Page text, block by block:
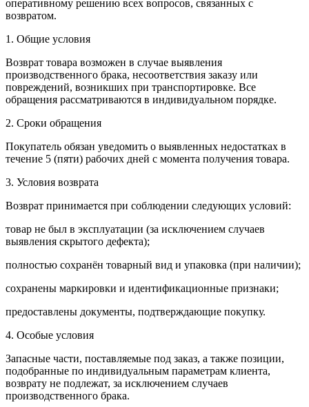
оперативному решению всех вопросов, связанных с
возвратом.
1. Общие условия
Возврат товара возможен в случае выявления
производственного брака, несоответствия заказу или
повреждений, возникших при транспортировке. Все
обращения рассматриваются в индивидуальном порядке.
2. Сроки обращения
Покупатель обязан уведомить о выявленных недостатках в
течение 5 (пяти) рабочих дней с момента получения товара.
3. Условия возврата
Возврат принимается при соблюдении следующих условий:
товар не был в эксплуатации (за исключением случаев
выявления скрытого дефекта);
полностью сохранён товарный вид и упаковка (при наличии);
сохранены маркировки и идентификационные признаки;
предоставлены документы, подтверждающие покупку.
4. Особые условия
Запасные части, поставляемые под заказ, а также позиции,
подобранные по индивидуальным параметрам клиента,
возврату не подлежат, за исключением случаев
производственного брака.